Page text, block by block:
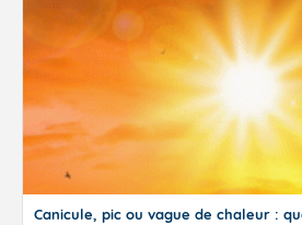
Canicule, pic ou vague de chaleur :